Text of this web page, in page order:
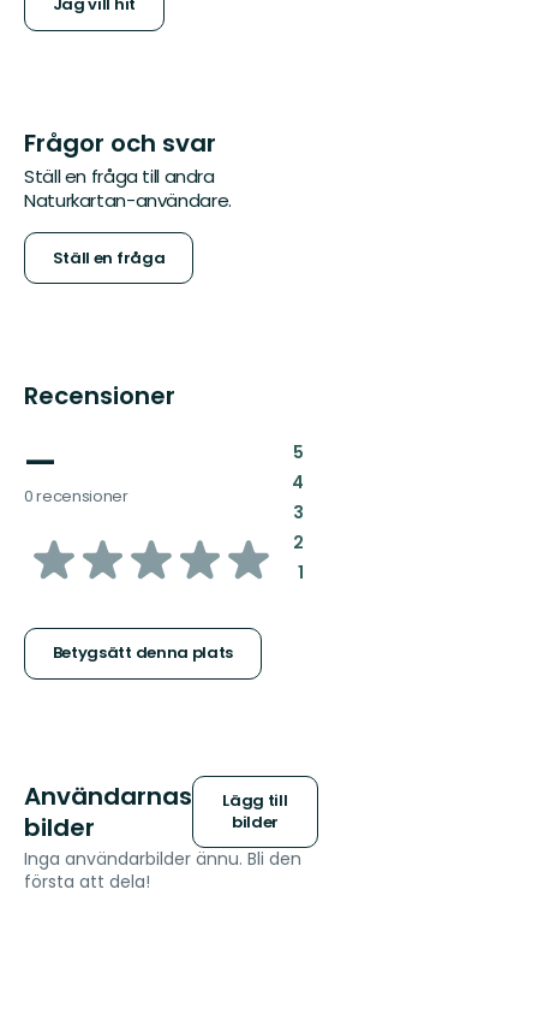
Frågor och svar
Ställ en fråga till andra
Naturkartan-användare.
Ställ en fråga
Recensioner
—
0 recensioner
av
stjärnor
Betygsätt denna plats
5:
4:
3:
2:
1:
Användarnas
bilder
Lägg till
bilder
Inga användarbilder ännu. Bli den
första att dela!